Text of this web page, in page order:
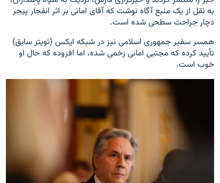
به نقل از یک منبع آگاه نوشت که آقای امانی بر اثر انفجار پیجر
دچار جراحت سطحی شده است.
همسر سفیر جمهوری اسلامی نیز در شبکه ایکس (تویتر سابق)
تأیید کرده که مجتبی امانی زخمی شده، اما افزوده که حال او
خوب است.